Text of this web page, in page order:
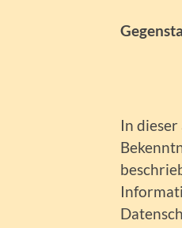
In